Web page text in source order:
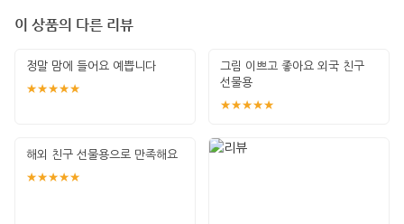
이 상품의 다른 리뷰
정말 맘에 들어요 예쁩니다
★★★★★
그림 이쁘고 좋아요 외국 친구
선물용
★★★★★
해외 친구 선물용으로 만족해요
★★★★★